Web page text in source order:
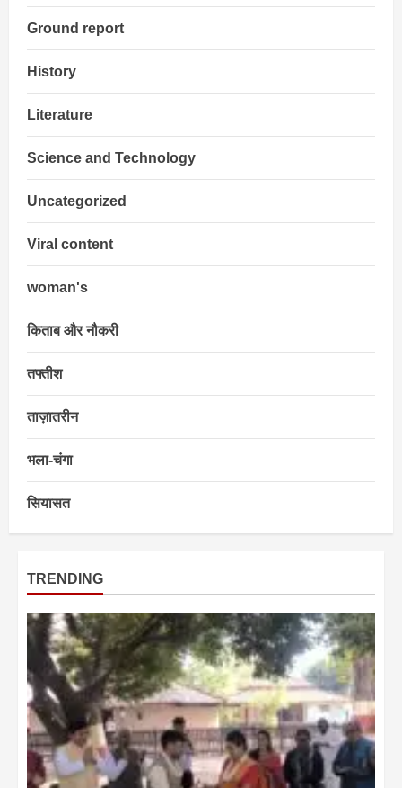
बैठे
Ground report
History
Literature
Science and Technology
Uncategorized
Viral content
woman's
किताब और नौकरी
तफ्तीश
ताज़ातरीन
भला-चंगा
सियासत
TRENDING